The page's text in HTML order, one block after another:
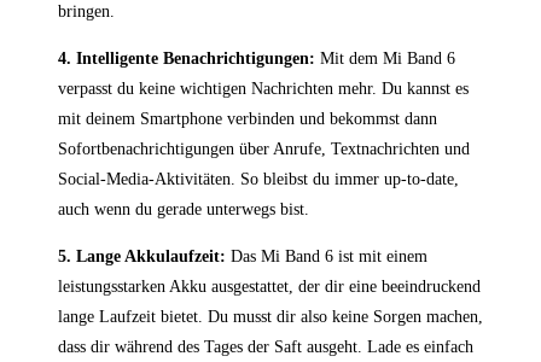
bringen.
4. Intelligente⁢ Benachrichtigungen: Mit dem Mi Band 6
verpasst du keine wichtigen Nachrichten mehr. Du kannst es
mit deinem Smartphone verbinden und bekommst dann
Sofortbenachrichtigungen ‌über Anrufe, Textnachrichten und
Social-Media-Aktivitäten. So ‌bleibst du‍ immer up-to-date,
auch wenn du gerade unterwegs bist.
5. ‍Lange‍ Akkulaufzeit: Das Mi Band 6 ist mit einem
leistungsstarken Akku ausgestattet, der dir⁤ eine beeindruckend
lange Laufzeit bietet. ‌Du musst⁣ dir also keine Sorgen​ machen,⁤
dass dir während des Tages der Saft‍ ausgeht. Lade es einfach